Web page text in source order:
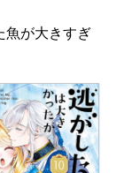
魚が大きすぎ